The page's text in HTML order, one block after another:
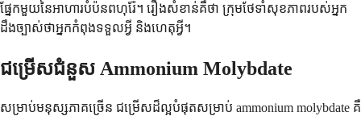
ផ្នែកមួយនៃអាហារបំប៉នពហុរ៉ែ។ រឿងសំខាន់គឺថា ក្រុមថែទាំសុខភាពរបស់អ្នក
ដឹងច្បាស់ថាអ្នកកំពុងទទួលអ្វី និងហេតុអ្វី។
ជម្រើសជំនួស Ammonium Molybdate
សម្រាប់មនុស្សភាគច្រើន ជម្រើសដ៏ល្អបំផុតសម្រាប់ ammonium molybdate គឺ